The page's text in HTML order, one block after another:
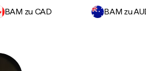
BAM zu CAD BAM zu